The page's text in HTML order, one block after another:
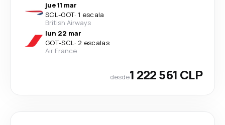
jue 11 mar
SCL-GOT· 1 escala
British Airways
lun 22 mar
GOT-SCL· 2 escalas
Air France
desde1 222 561 CLP